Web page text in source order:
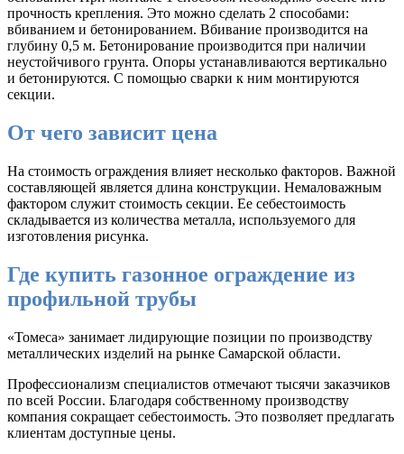
прочность крепления. Это можно сделать 2 способами:
вбиванием и бетонированием. Вбивание производится на
глубину 0,5 м. Бетонирование производится при наличии
неустойчивого грунта. Опоры устанавливаются вертикально
и бетонируются. С помощью сварки к ним монтируются
секции.
От чего зависит цена
На стоимость ограждения влияет несколько факторов. Важной
составляющей является длина конструкции. Немаловажным
фактором служит стоимость секции. Ее себестоимость
складывается из количества металла, используемого для
изготовления рисунка.
Где купить газонное ограждение из
профильной трубы
«Томеса» занимает лидирующие позиции по производству
металлических изделий на рынке Самарской области.
Профессионализм специалистов отмечают тысячи заказчиков
по всей России. Благодаря собственному производству
компания сокращает себестоимость. Это позволяет предлагать
клиентам доступные цены.